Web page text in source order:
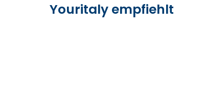
Youritaly empfiehlt